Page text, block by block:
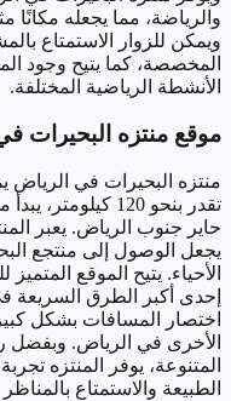
والرياضة، مما يجعله مكانًا
ويمكن للزوار الاستمتاع
المخصصة، كما يتيح وجود
الأنشطة الرياضية المختلفة.
موقع منتزه البحيرات
منتزه البحيرات في
تقدر بنحو 120
حاير جنوب الرياض. يعبر
يجعل الوصول إلى منتجع
الأحياء. يتيح الموقع
إحدى أكبر الطرق السريعة
اختصار المسافات بشكل كبير
الأخرى في الرياض. وبفضل
المتنوعة، يوفر المنتزه
الطبيعة والاستمتاع بالمناظر